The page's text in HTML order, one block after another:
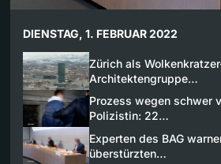
DIENSTAG, 1. FEBRUAR 2022
Zürich als
Architektengruppe…
Prozess wegen schwer
Polizistin: 22…
Experten des BAG
überstürzten…